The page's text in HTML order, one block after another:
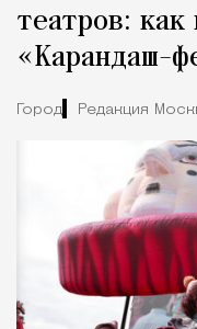
театров:
«Карандаш-
Город Редакция